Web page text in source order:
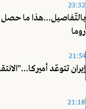
23:32
بالتّفاصيل...هذا ما
روما
21:54
إيران تتوعّد
21:18